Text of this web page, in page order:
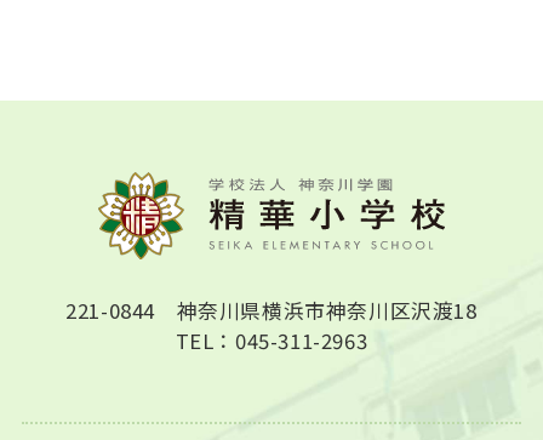
221-0844 神奈川県横浜市神奈川区沢渡18
TEL：045-311-2963